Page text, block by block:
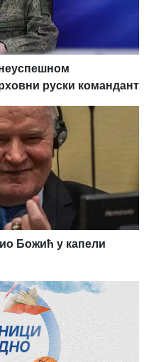
неуспешном
руски командант
Божић у капели